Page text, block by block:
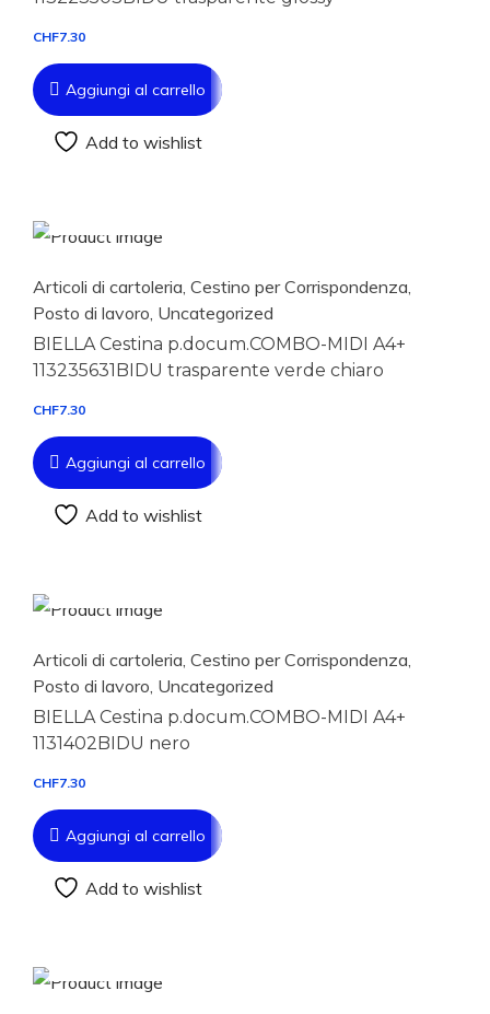
CHF7.30
Aggiungi al carrello
Add to wishlist
Articoli di cartoleria Cestino per Corrispondenza
Posto di lavoro Uncategorized
BIELLA Cestina p.docum.COMBO-MIDI A4+
113235631BIDU trasparente verde chiaro
CHF7.30
Aggiungi al carrello
Add to wishlist
Articoli di cartoleria Cestino per Corrispondenza
Posto di lavoro Uncategorized
BIELLA Cestina p.docum.COMBO-MIDI A4+
1131402BIDU nero
CHF7.30
Aggiungi al carrello
Add to wishlist